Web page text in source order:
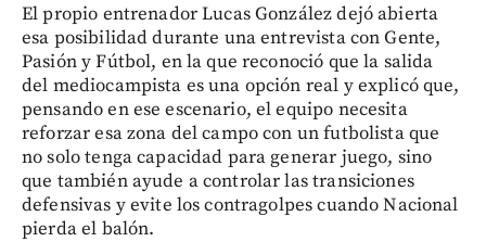
El propio entrenador Lucas González dejó abierta
esa posibilidad durante una entrevista con Gente,
Pasión y Fútbol, en la que reconoció que la salida
del mediocampista es una opción real y explicó que,
pensando en ese escenario, el equipo necesita
reforzar esa zona del campo con un futbolista que
no solo tenga capacidad para generar juego, sino
que también ayude a controlar las transiciones
defensivas y evite los contragolpes cuando Nacional
pierda el balón.